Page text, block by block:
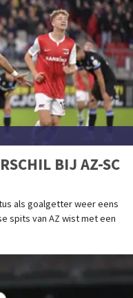
BIJ AZ-SC
als goalgetter weer eens
spits van AZ wist met een